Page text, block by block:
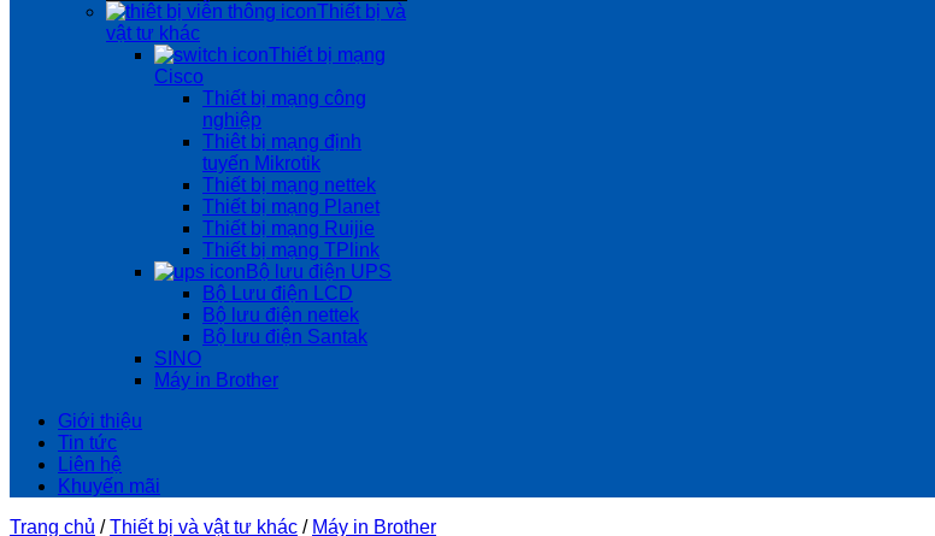
Thiết bị và
vật tư khác
Thiết bị mạng
Cisco
Thiết bị mạng công
nghiệp
Thiêt bị mạng định
tuyến Mikrotik
Thiết bị mạng nettek
Thiết bị mạng Planet
Thiết bị mạng Ruijie
Thiết bị mạng TPlink
Bộ lưu điện UPS
Bộ Lưu điện LCD
Bộ lưu điện nettek
Bộ lưu điện Santak
SINO
Máy in Brother
Giới thiệu
Tin tức
Liên hệ
Khuyến mãi
Trang chủ / Thiết bị và vật tư khác / Máy in Brother